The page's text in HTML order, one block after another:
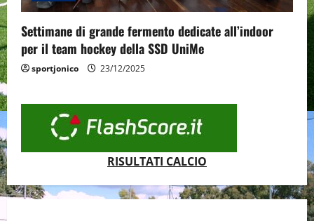
Settimane di grande fermento dedicate all’indoor
per il team hockey della SSD UniMe
sportjonico 23/12/2025
RISULTATI CALCIO